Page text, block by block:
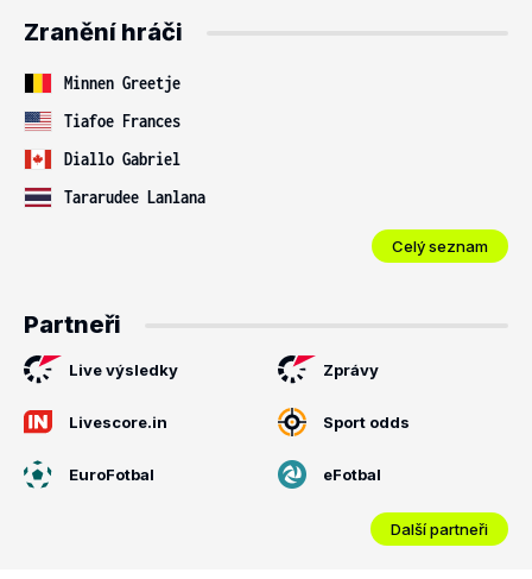
Zranění hráči
Minnen Greetje
Tiafoe Frances
Diallo Gabriel
Tararudee Lanlana
Celý seznam
Partneři
Live výsledky Zprávy
Livescore.in Sport odds
EuroFotbal eFotbal
Další partneři